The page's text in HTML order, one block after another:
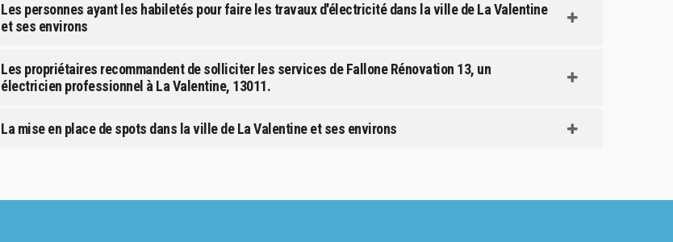
Les personnes ayant les habiletés pour faire les travaux d'électricité dans la ville de La Valentine
et ses environs
Les propriétaires recommandent de solliciter les services de Fallone Rénovation 13, un
électricien professionnel à La Valentine, 13011.
La mise en place de spots dans la ville de La Valentine et ses environs